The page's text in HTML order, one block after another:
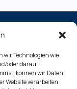
wir Technologien wie
oder darauf
können wir Daten
Website verarbeiten.